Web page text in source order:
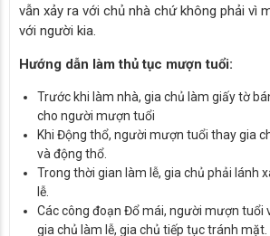
vẫn xảy ra với chủ nhà chứ không phải vì
với người kia.
Hướng dẫn làm thủ tục mượn tuổi:
Trước khi làm nhà, gia chủ làm giấy tờ
cho người mượn tuổi
Khi Động thổ, người mượn tuổi thay gia
và động thổ.
Trong thời gian làm lễ, gia chủ phải lánh
lễ.
Các công đoạn Đổ mái, người mượn tuổi
gia chủ làm lễ, gia chủ tiếp tục tránh mặt.